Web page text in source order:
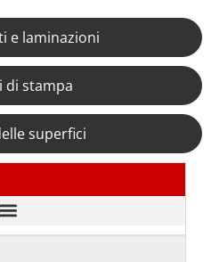
e laminazioni
di stampa
superfici